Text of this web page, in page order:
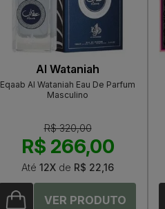
Al Wataniah
Eqaab Al Wataniah Eau De Parfum
Masculino
R$ 320,00
R$ 266,00
Até 12X de R$ 22,16